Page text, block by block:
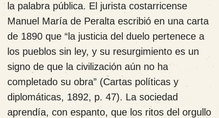
la palabra pública. El jurista costarricense
Manuel María de Peralta escribió en una carta
de 1890 que “la justicia del duelo pertenece a
los pueblos sin ley, y su resurgimiento es un
signo de que la civilización aún no ha
completado su obra” (Cartas políticas y
diplomáticas, 1892, p. 47). La sociedad
aprendía, con espanto, que los ritos del orgullo